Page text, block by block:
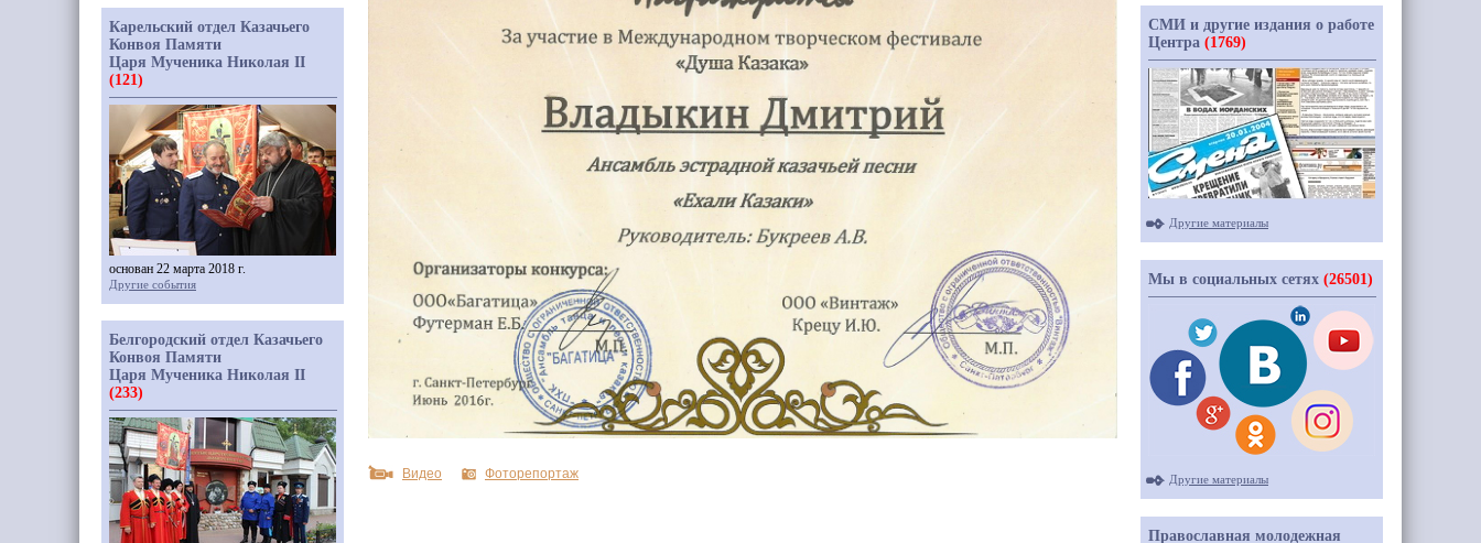
Видео Фоторепортаж
Карельский отдел Казачьего
Конвоя Памяти
Царя Мученика Николая II
(121)
основан 22 марта 2018 г.
Другие события
Белгородский отдел Казачьего
Конвоя Памяти
Царя Мученика Николая II
(233)
СМИ и другие издания о работе
Центра (1769)
Другие материалы
Мы в социальных сетях (26501)
Другие материалы
Православная молодежная